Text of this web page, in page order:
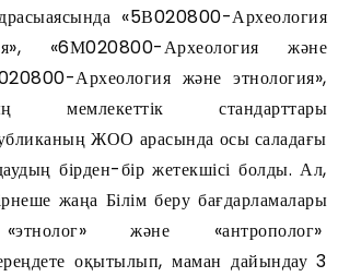
«5В020800-Археология
«6М020800-Археология және
Археология және этнология»,
мемлекеттік стандарттары
ЖОО арасында осы саладағы
бірден-бір жетекшісі болды. Ал,
жаңа Білім беру бағдарламалары
және «антрополог»
оқытылып, маман дайындау 3